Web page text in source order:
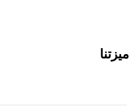
ميزتنا